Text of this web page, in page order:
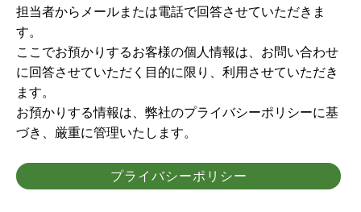
担当者からメールまたは電話で回答させていただきま
す。
ここでお預かりするお客様の個人情報は、お問い合わせ
に回答させていただく目的に限り、利用させていただき
ます。
お預かりする情報は、弊社のプライバシーポリシーに基
づき、厳重に管理いたします。
プライバシーポリシー